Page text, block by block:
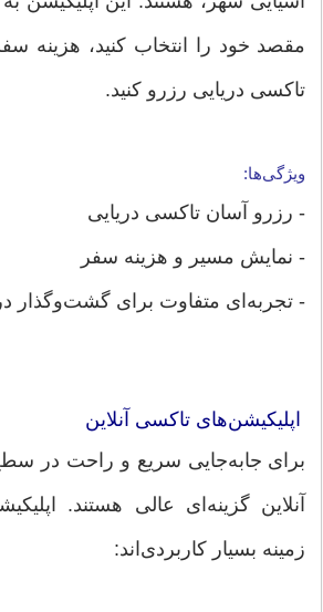
مقصد خود را انتخاب کنید، هزینه
تاکسی دریایی رزرو کنید.
ویژگی‌ها:
- رزرو آسان تاکسی دریایی
- نمایش مسیر و هزینه سفر
- تجربه‌ای متفاوت برای گشت‌وگذار
اپلیکیشن‌های تاکسی آنلاین
برای جابه‌جایی سریع و راحت در
آنلاین گزینه‌ای عالی هستند.
زمینه بسیار کاربردی‌اند: